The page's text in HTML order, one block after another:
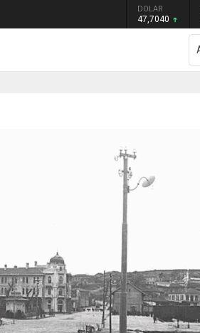
DOLAR
47,7040